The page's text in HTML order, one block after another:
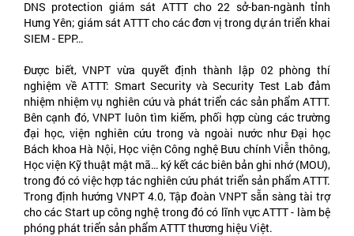
DNS protection giám sát ATTT cho 22 sở-ban-ngành tỉnh
Hưng Yên; giám sát ATTT cho các đơn vị trong dự án triển khai
SIEM - EPP…
Được biết, VNPT vừa quyết định thành lập 02 phòng thí
nghiệm về ATTT: Smart Security và Security Test Lab đảm
nhiệm nhiệm vụ nghiên cứu và phát triển các sản phẩm ATTT.
Bên cạnh đó, VNPT luôn tìm kiếm, phối hợp cùng các trường
đại học, viện nghiên cứu trong và ngoài nước như Đại học
Bách khoa Hà Nội, Học viện Công nghệ Bưu chính Viễn thông,
Học viện Kỹ thuật mật mã… ký kết các biên bản ghi nhớ (MOU),
trong đó có việc hợp tác nghiên cứu phát triển sản phẩm ATTT.
Trong định hướng VNPT 4.0, Tập đoàn VNPT sẵn sàng tài trợ
cho các Start up công nghệ trong đó có lĩnh vực ATTT - làm bệ
phóng phát triển sản phẩm ATTT thương hiệu Việt.